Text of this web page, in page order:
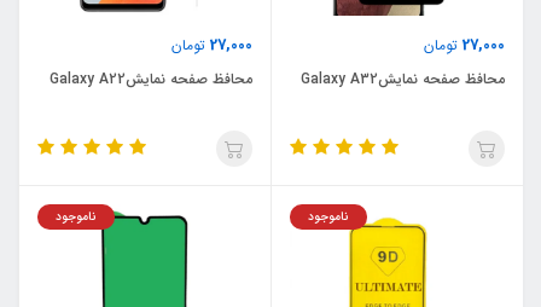
27,000 تومان
محافظ صفحه نمایشGalaxy A32
27,000 تومان
محافظ صفحه نمایشGalaxy A22
ناموجود ناموجود